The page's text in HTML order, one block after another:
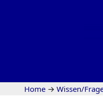
Home → Wissen/